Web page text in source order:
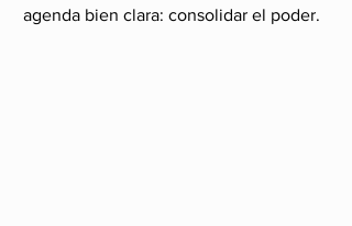
agenda bien clara: consolidar el poder.